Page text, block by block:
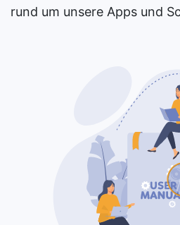
rund um unsere Apps und